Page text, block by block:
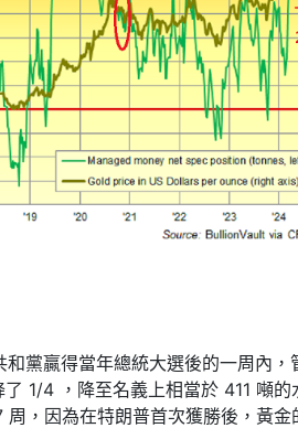
和黨贏得當年總統大選後的一周內，
1/4 ，降至名義上相當於 411 噸的
周，因為在特朗普首次獲勝後，黃金